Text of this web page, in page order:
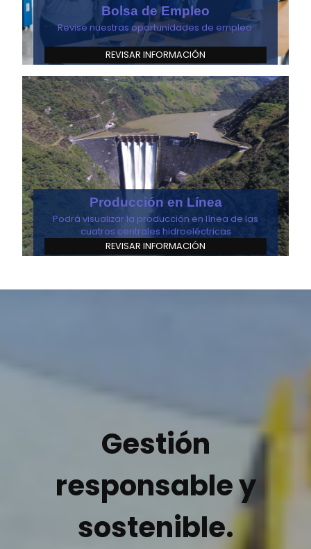
Bolsa de Empleo
Revise nuestras oportunidades de empleo.
REVISAR INFORMACIÓN
Producción en Línea
Podrá visualizar la producción en línea de las
cuatros centrales hidroeléctricas
REVISAR INFORMACIÓN
Gestión
responsable y
sostenible.